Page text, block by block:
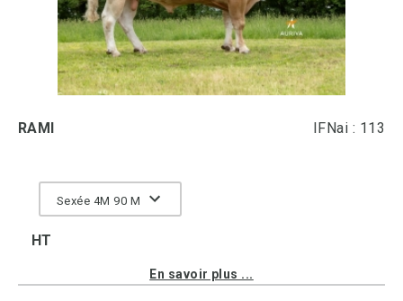
RAMI IFNai : 113
Sexée 4M 90 M
HT
En savoir plus ...